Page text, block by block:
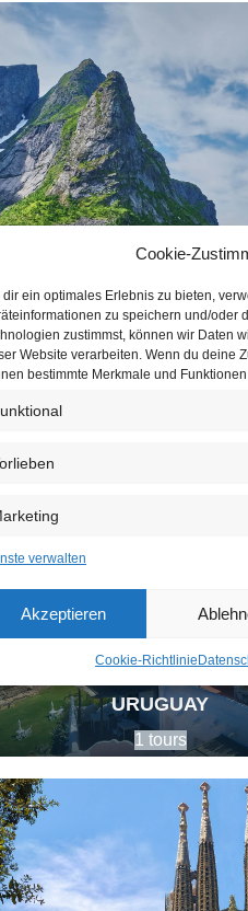
Cookie-
dir ein optimales Erlebnis zu bieten,
zu speichern und/oder
zustimmst, können wir Daten
Website verarbeiten. Wenn du deine
bestimmte Merkmale und
verwalten
Akzeptieren
Cookie-Richtlinie
NORWAY
1 tours
URUGUAY
1 tours